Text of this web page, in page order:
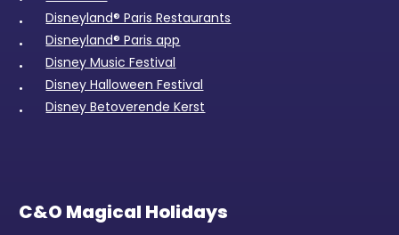
Disneyland® Paris Restaurants
Disneyland® Paris app
Disney Music Festival
Disney Halloween Festival
Disney Betoverende Kerst
C&O Magical Holidays